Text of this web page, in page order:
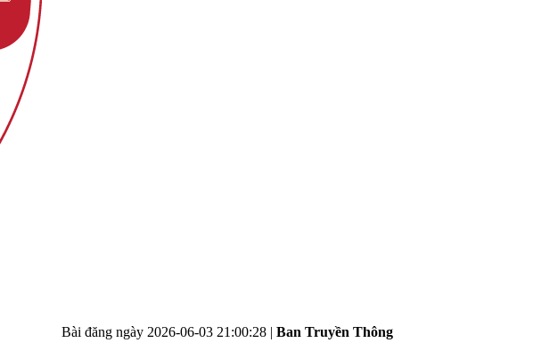
Bài đăng ngày 2026-06-03 21:00:28 | Ban Truyền Thông